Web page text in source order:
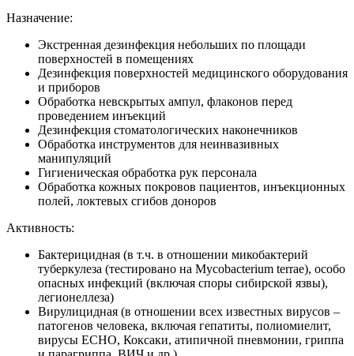
Назначение:
Экстренная дезинфекция небольших по площади
поверхностей в помещениях
Дезинфекция поверхностей медицинского оборудования
и приборов
Обработка невскрытых ампул, флаконов перед
проведением инъекций
Дезинфекция стоматологических наконечников
Обработка инструментов для неинвазивных
манипуляций
Гигиеническая обработка рук персонала
Обработка кожных покровов пациентов, инъекционных
полей, локтевых сгибов доноров
Активность:
Бактерицидная (в т.ч. в отношении микобактерий
туберкулеза (тестировано на Mycobacterium terrae), особо
опасных инфекций (включая споры сибирской язвы),
легионеллеза)
Вирулицидная (в отношении всех известных вирусов –
патогенов человека, включая гепатиты, полиомиелит,
вирусы ЕСНО, Коксаки, атипичной пневмонии, гриппа